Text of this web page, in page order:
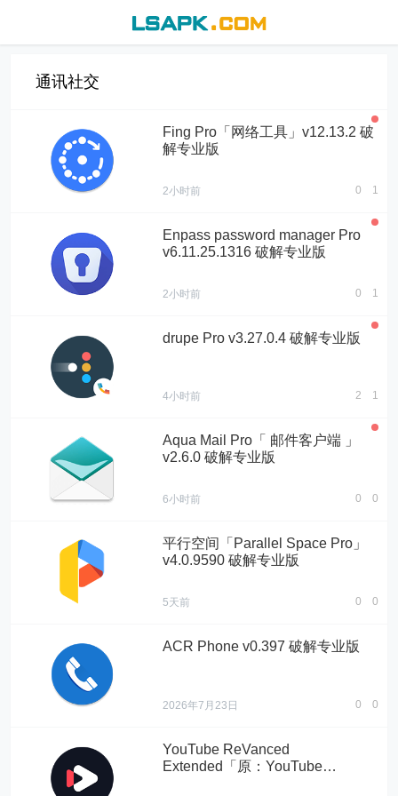
通讯社交
Fing Pro「网络工具」v12.13.2 破
解专业版
2小时前 0 1
Enpass password manager Pro
v6.11.25.1316 破解专业版
2小时前 0 1
drupe Pro v3.27.0.4 破解专业版
4小时前 2 1
Aqua Mail Pro「 邮件客户端 」
v2.6.0 破解专业版
6小时前 0 0
平行空间「Parallel Space Pro」
v4.0.9590 破解专业版
5天前 0 0
ACR Phone v0.397 破解专业版
2026年7月23日 0 0
YouTube ReVanced
Extended「原：YouTube